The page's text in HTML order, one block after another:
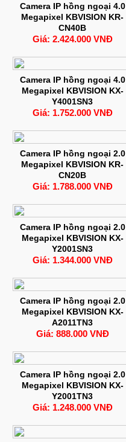
Camera IP hồng ngoại 4.0
Megapixel KBVISION KR-
CN40B
Giá: 2.424.000 VNĐ
Camera IP hồng ngoại 4.0
Megapixel KBVISION KX-
Y4001SN3
Giá: 1.752.000 VNĐ
Camera IP hồng ngoại 2.0
Megapixel KBVISION KR-
CN20B
Giá: 1.788.000 VNĐ
Camera IP hồng ngoại 2.0
Megapixel KBVISION KX-
Y2001SN3
Giá: 1.344.000 VNĐ
Camera IP hồng ngoại 2.0
Megapixel KBVISION KX-
A2011TN3
Giá: 888.000 VNĐ
Camera IP hồng ngoại 2.0
Megapixel KBVISION KX-
Y2001TN3
Giá: 1.248.000 VNĐ